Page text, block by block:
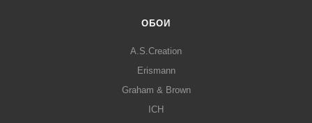
ОБОИ
A.S.Creation
Erismann
Graham & Brown
ICH